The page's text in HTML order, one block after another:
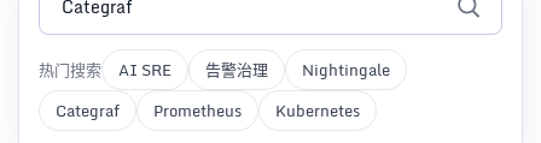
热门搜索 AI SRE 告警治理
Nightingale
Categraf
Prometheus Kubernetes